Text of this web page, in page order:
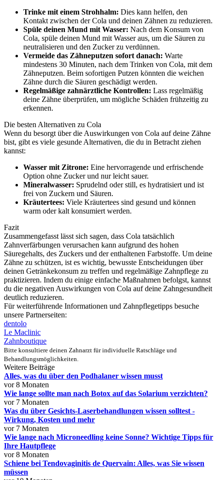
Trinke mit einem Strohhalm: Dies kann helfen, den
Kontakt zwischen der Cola und deinen Zähnen zu reduzieren.
Spüle deinen Mund mit Wasser: Nach dem Konsum von
Cola, spüle deinen Mund mit Wasser aus, um die Säuren zu
neutralisieren und den Zucker zu verdünnen.
Vermeide das Zähneputzen sofort danach: Warte
mindestens 30 Minuten, nach dem Trinken von Cola, mit dem
Zähneputzen. Beim sofortigen Putzen könnten die weichen
Zähne durch die Säuren geschädigt werden.
Regelmäßige zahnärztliche Kontrollen: Lass regelmäßig
deine Zähne überprüfen, um mögliche Schäden frühzeitig zu
erkennen.
Die besten Alternativen zu Cola
Wenn du besorgt über die Auswirkungen von Cola auf deine Zähne
bist, gibt es viele gesunde Alternativen, die du in Betracht ziehen
kannst:
Wasser mit Zitrone: Eine hervorragende und erfrischende
Option ohne Zucker und nur leicht sauer.
Mineralwasser: Sprudelnd oder still, es hydratisiert und ist
frei von Zuckern und Säuren.
Kräutertees: Viele Kräutertees sind gesund und können
warm oder kalt konsumiert werden.
Fazit
Zusammengefasst lässt sich sagen, dass Cola tatsächlich
Zahnverfärbungen verursachen kann aufgrund des hohen
Säuregehalts, des Zuckers und der enthaltenen Farbstoffe. Um deine
Zähne zu schützen, ist es wichtig, bewusste Entscheidungen über
deinen Getränkekonsum zu treffen und regelmäßige Zahnpflege zu
praktizieren. Indem du einige einfache Maßnahmen befolgst, kannst
du die negativen Auswirkungen von Cola auf deine Zahngesundheit
deutlich reduzieren.
Für weiterführende Informationen und Zahnpflegetipps besuche
unsere Partnerseiten:
dentolo
Le Maclinic
Zahnboutique
Bitte konsultiere deinen Zahnarzt für individuelle Ratschläge und
Behandlungsmöglichkeiten.
Weitere Beiträge
Alles, was du über den Podhalaner wissen musst
vor 8 Monaten
Wie lange sollte man nach Botox auf das Solarium verzichten?
vor 7 Monaten
Was du über Gesichts-Laserbehandlungen wissen solltest -
Wirkung, Kosten und mehr
vor 7 Monaten
Wie lange nach Microneedling keine Sonne? Wichtige Tipps für
Ihre Hautpflege
vor 8 Monaten
Schiene bei Tendovaginitis de Quervain: Alles, was Sie wissen
müssen